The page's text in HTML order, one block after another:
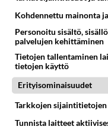
12.06.2026 20:23
PÄÄMINISTERI
Petterin kaavat ja
ja tuloksena
Kohdennettu mainonta
Personoitu sisältö,
palvelujen kehittäminen
Tietojen tallentaminen
tietojen käyttö
Erityisominaisuudet
Tarkkojen
Tunnista laitteet